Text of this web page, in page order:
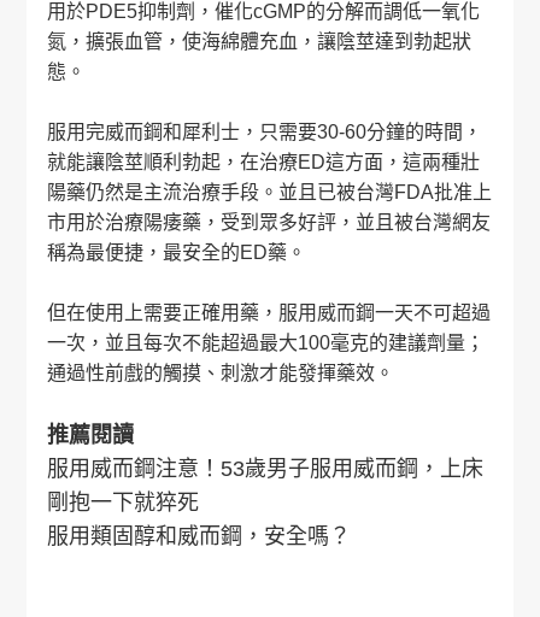
用於PDE5抑制劑，催化cGMP的分解而調低一氧化
氮，擴張血管，使海綿體充血，讓陰莖達到勃起狀
態。
服用完威而鋼和犀利士，只需要30-60分鐘的時間，
就能讓陰莖順利勃起，在治療ED這方面，這兩種壯
陽藥仍然是主流治療手段。並且已被台灣FDA批准上
市用於治療陽痿藥，受到眾多好評，並且被台灣網友
稱為最便捷，最安全的ED藥。
但在使用上需要正確用藥，服用威而鋼一天不可超過
一次，並且每次不能超過最大100毫克的建議劑量；
通過性前戲的觸摸、刺激才能發揮藥效。
推薦閱讀
服用威而鋼注意！53歲男子服用威而鋼，上床
剛抱一下就猝死
服用類固醇和威而鋼，安全嗎？